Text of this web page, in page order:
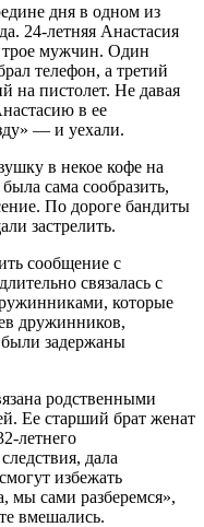
дня в одном из
24-летняя Анастасия
трое мужчин. Один
телефон, а третий
на пистолет. Не давая
в ее
— и уехали.
в некое кофе на
сама сообразить,
По дороге бандиты
застрелить.
сообщение с
связалась с
которые
дружинников,
задержаны
родственными
Ее старший брат женат
летнего
дала
избежать
мы сами разберемся»,
вмешались.